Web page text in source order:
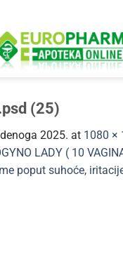
(25)
2025. at 1080 ×
LADY ( 10
poput suhoće,